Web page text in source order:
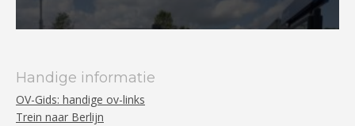
Handige informatie
OV-Gids: handige ov-links
Trein naar Berlijn